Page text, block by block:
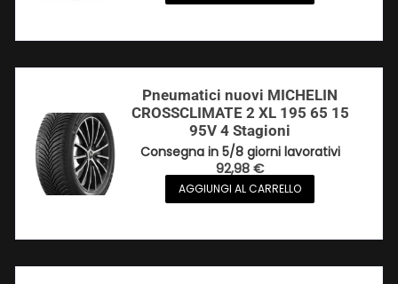
Pneumatici nuovi MICHELIN
CROSSCLIMATE 2 XL 195 65 15
95V 4 Stagioni
Consegna in 5/8 giorni lavorativi
92,98€
AGGIUNGI AL CARRELLO